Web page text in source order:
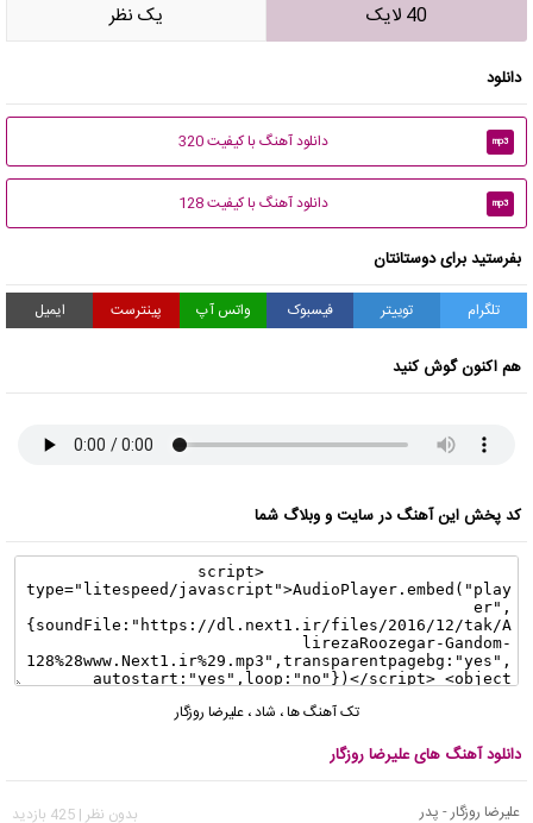
40 لایک يک نظر
دانلود
mp3 دانلود آهنگ با کیفیت 320
mp3 دانلود آهنگ با کیفیت 128
بفرستید برای دوستانتان
تلگرام توییتر فیسبوک واتس آپ پینترست ایمیل
هم اکنون گوش کنید
کد پخش این آهنگ در سایت و وبلاگ شما
تک آهنگ ها، شاد،علیرضا روزگار
دانلود آهنگ های علیرضا روزگار
علیرضا روزگار - پدر بدون نظر | 425 بازدید